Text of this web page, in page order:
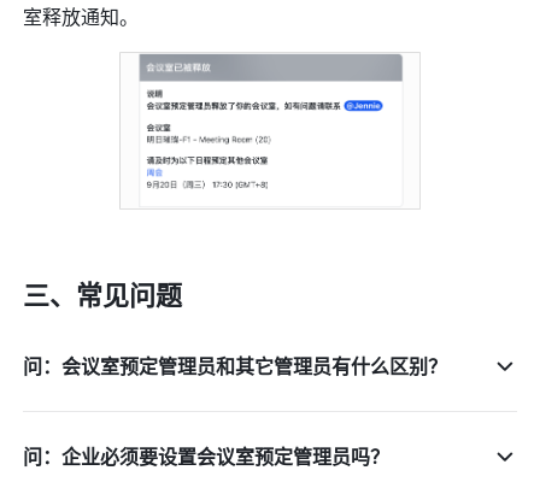
室释放通知。
三、常见问题
问：会议室预定管理员和其它管理员有什么区别？
问：企业必须要设置会议室预定管理员吗？